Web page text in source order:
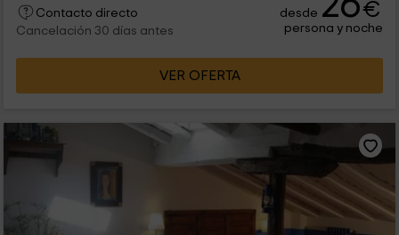
Contacto directo
Cancelación 30 días antes
desde €
persona y noche
VER OFERTA